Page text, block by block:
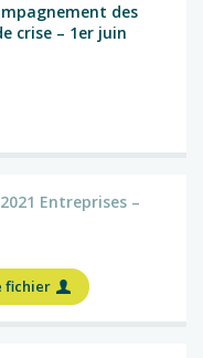
des
crise – 1er juin
Entreprises –
fichier